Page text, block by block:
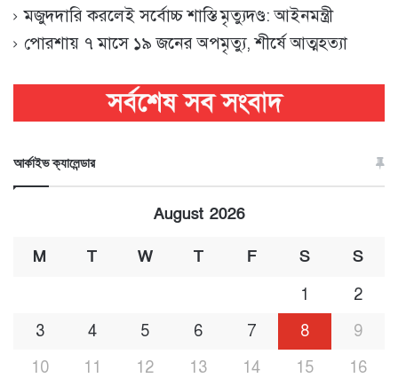
মজুদদারি করলেই সর্বোচ্চ শাস্তি মৃত্যুদণ্ড: আইনমন্ত্রী
পোরশায় ৭ মাসে ১৯ জনের অপমৃত্যু, শীর্ষে আত্মহত্যা
আর্কাইভ ক্যালেন্ডার
August 2026
M T W T F S S
1
2
3
4 5 6 7 8
9
10
11 12 13 14 15
16